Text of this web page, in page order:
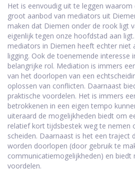
Het is eenvoudig uit te leggen waarom
groot aanbod van mediators uit
maken dat Diemen onder de rook ligt
eigenlijk tegen onze hoofdstad aan
mediators in Diemen heeft echter niet
ligging. Ook de toenemende interesse
belangrijke rol. Mediation is immers
van het doorlopen van een
oplossen van conflicten. Daarnaast
praktische voordelen. Het is immers
betrokkenen in een eigen tempo
uiteraard de mogelijkheden biedt om
relatief kort tijdsbestek weg te nemen
scheiden. Daarnaast is het een traject
worden doorlopen (door gebruik te
communicatiemogelijkheden) en biedt
voordelen.